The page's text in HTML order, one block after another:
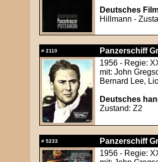
Deutsches
Hillmann -
# 2110
Panzerschiff
1956 - Regie:
mit: John
Bernard Lee,
Deutsches
Zustand: Z2
# 5233
Panzerschiff
1956 - Regie: